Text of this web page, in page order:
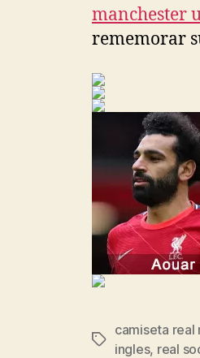
manchester
rememorar
Etiquetas
camiseta real
ingles, real